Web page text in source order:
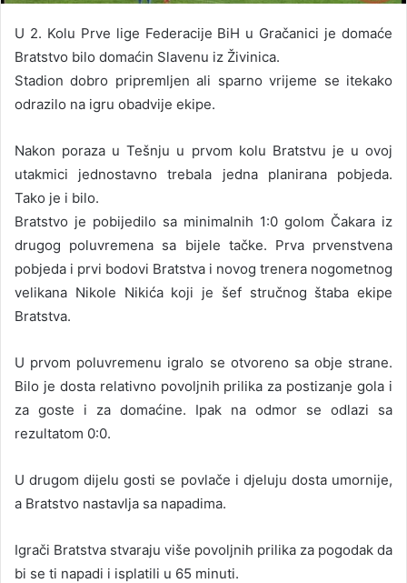
U 2. Kolu Prve lige Federacije BiH u Gračanici je domaće
Bratstvo bilo domaćin Slavenu iz Živinica.
Stadion dobro pripremljen ali sparno vrijeme se itekako
odrazilo na igru obadvije ekipe.
Nakon poraza u Tešnju u prvom kolu Bratstvu je u ovoj
utakmici jednostavno trebala jedna planirana pobjeda.
Tako je i bilo.
Bratstvo je pobijedilo sa minimalnih 1:0 golom Čakara iz
drugog poluvremena sa bijele tačke. Prva prvenstvena
pobjeda i prvi bodovi Bratstva i novog trenera nogometnog
velikana Nikole Nikića koji je šef stručnog štaba ekipe
Bratstva.
U prvom poluvremenu igralo se otvoreno sa obje strane.
Bilo je dosta relativno povoljnih prilika za postizanje gola i
za goste i za domaćine. Ipak na odmor se odlazi sa
rezultatom 0:0.
U drugom dijelu gosti se povlače i djeluju dosta umornije,
a Bratstvo nastavlja sa napadima.
Igrači Bratstva stvaraju više povoljnih prilika za pogodak da
bi se ti napadi i isplatili u 65 minuti.